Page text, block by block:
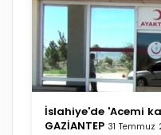
İslahiye'de 'Acemi
GAZİANTEP 31